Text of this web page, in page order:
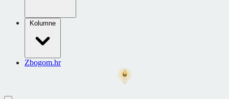
Kolumne
Zbogom.hr